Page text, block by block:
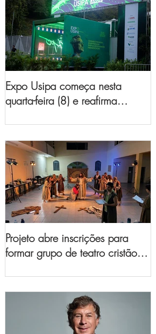
Expo Usipa começa nesta
quarta-feira (8) e reafirma
prestação de serviços de Minas
Gerais
Projeto abre inscrições para
formar grupo de teatro cristão